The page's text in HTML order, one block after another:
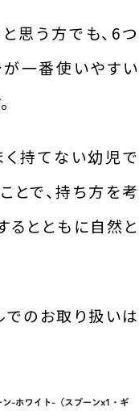
思う方でも、6つ
が一番使いやすい
く持てない幼児で
とで、持ち方を考
るとともに自然と
のお取り扱いは